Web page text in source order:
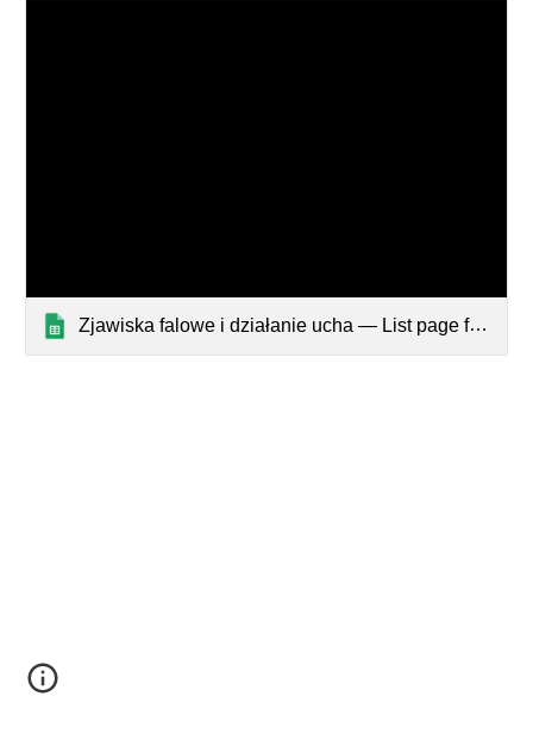
Zjawiska falowe i działanie ucha — List page from Classic Sites